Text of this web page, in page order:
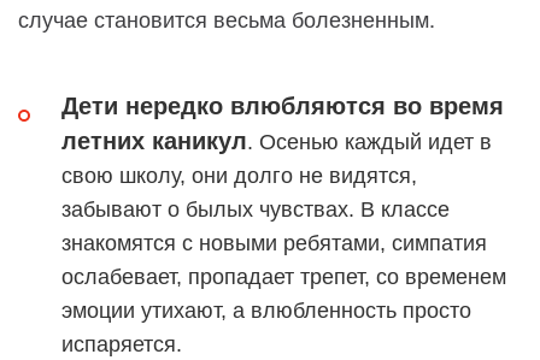
случае становится весьма болезненным.
Дети нередко влюбляются во время
летних каникул. Осенью каждый идет в
свою школу, они долго не видятся,
забывают о былых чувствах. В классе
знакомятся с новыми ребятами, симпатия
ослабевает, пропадает трепет, со временем
эмоции утихают, а влюбленность просто
испаряется.